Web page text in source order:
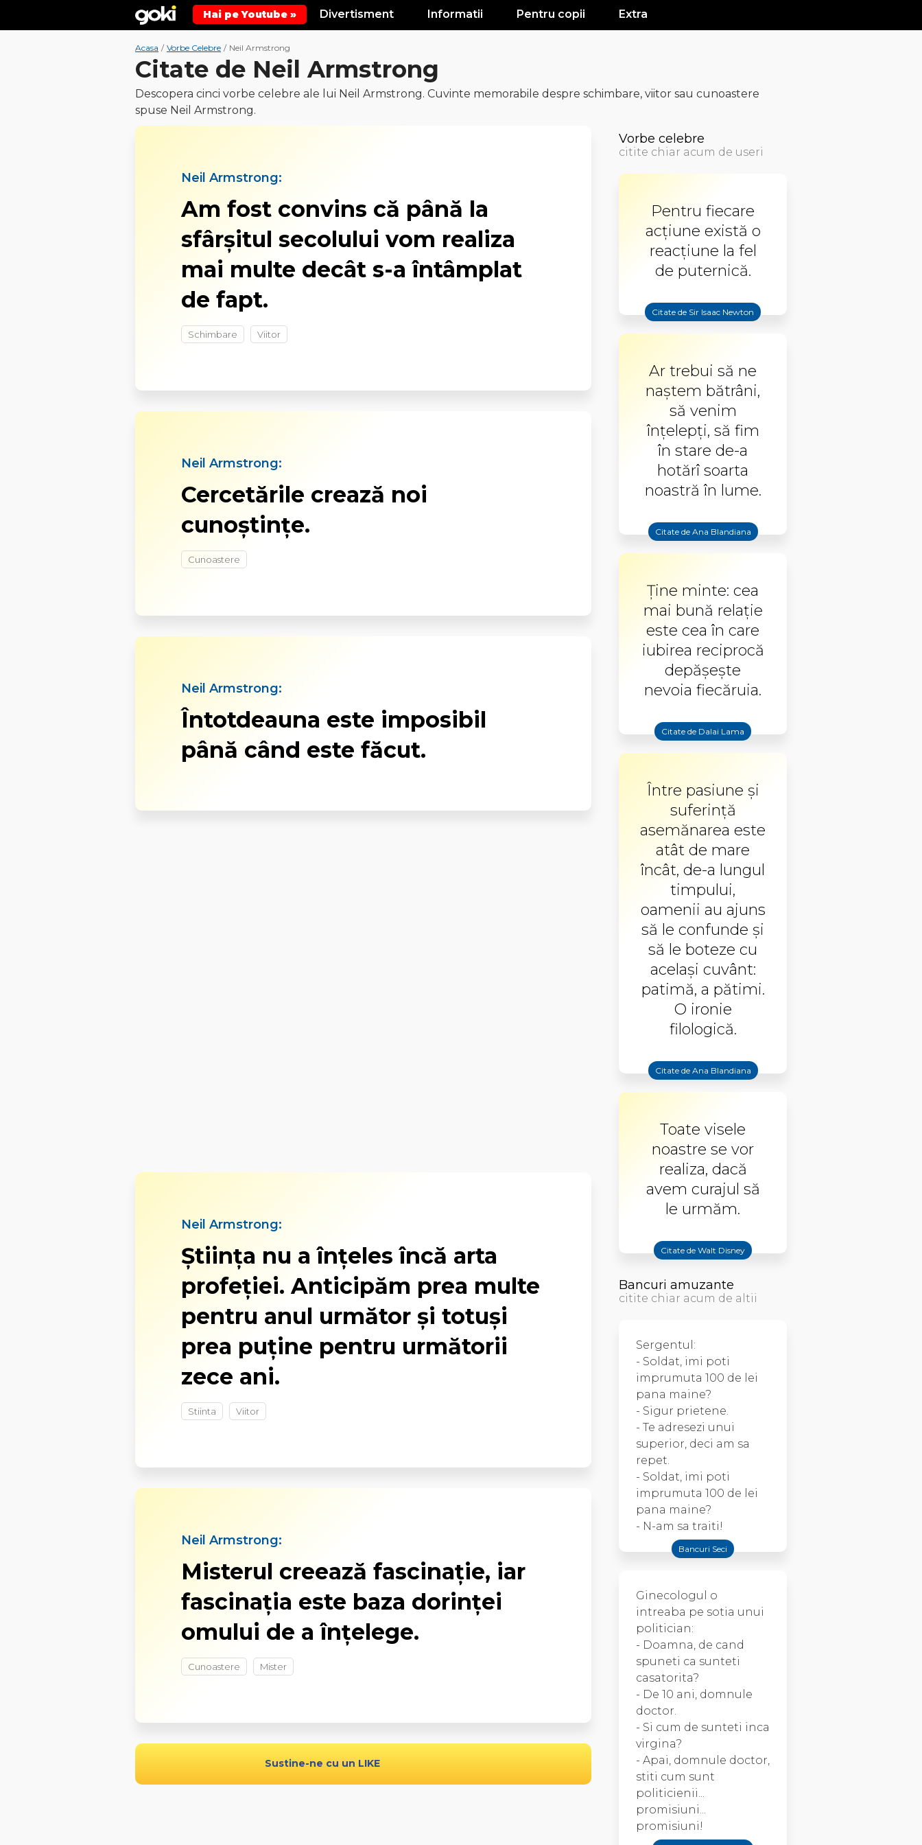
Hai pe Youtube » Divertisment Informatii Pentru copii Extra
Acasa / Vorbe Celebre / Neil Armstrong
Citate de Neil Armstrong
Descopera cinci vorbe celebre ale lui Neil Armstrong. Cuvinte memorabile despre schimbare, viitor sau cunoastere
spuse Neil Armstrong.
Neil Armstrong:
Am fost convins că până la
sfârşitul secolului vom realiza
mai multe decât s-a întâmplat
de fapt.
Schimbare Viitor
Neil Armstrong:
Cercetările crează noi
cunoştinţe.
Cunoastere
Neil Armstrong:
Întotdeauna este imposibil
până când este făcut.
Neil Armstrong:
Ştiinţa nu a înţeles încă arta
profeţiei. Anticipăm prea multe
pentru anul următor şi totuşi
prea puţine pentru următorii
zece ani.
Stiinta Viitor
Neil Armstrong:
Misterul creează fascinație, iar
fascinația este baza dorinței
omului de a înțelege.
Cunoastere Mister
Sustine-ne cu un LIKE
Vorbe celebre
citite chiar acum de useri
Pentru fiecare
acţiune există o
reacţiune la fel
de puternică.
Citate de Sir Isaac Newton
Ar trebui să ne
naştem bătrâni,
să venim
înţelepţi, să fim
în stare de-a
hotărî soarta
noastră în lume.
Citate de Ana Blandiana
Ține minte: cea
mai bună relație
este cea în care
iubirea reciprocă
depășește
nevoia fiecăruia.
Citate de Dalai Lama
Între pasiune şi
suferinţă
asemănarea este
atât de mare
încât, de-a lungul
timpului,
oamenii au ajuns
să le confunde şi
să le boteze cu
acelaşi cuvânt:
patimă, a pătimi.
O ironie
filologică.
Citate de Ana Blandiana
Toate visele
noastre se vor
realiza, dacă
avem curajul să
le urmăm.
Citate de Walt Disney
Bancuri amuzante
citite chiar acum de altii
Sergentul:
- Soldat, imi poti
imprumuta 100 de lei
pana maine?
- Sigur prietene.
- Te adresezi unui
superior, deci am sa
repet.
- Soldat, imi poti
imprumuta 100 de lei
pana maine?
- N-am sa traiti!
Bancuri Seci
Ginecologul o
intreaba pe sotia unui
politician:
- Doamna, de cand
spuneti ca sunteti
casatorita?
- De 10 ani, domnule
doctor.
- Si cum de sunteti inca
virgina?
- Apai, domnule doctor,
stiti cum sunt
politicienii...
promisiuni...
promisiuni!